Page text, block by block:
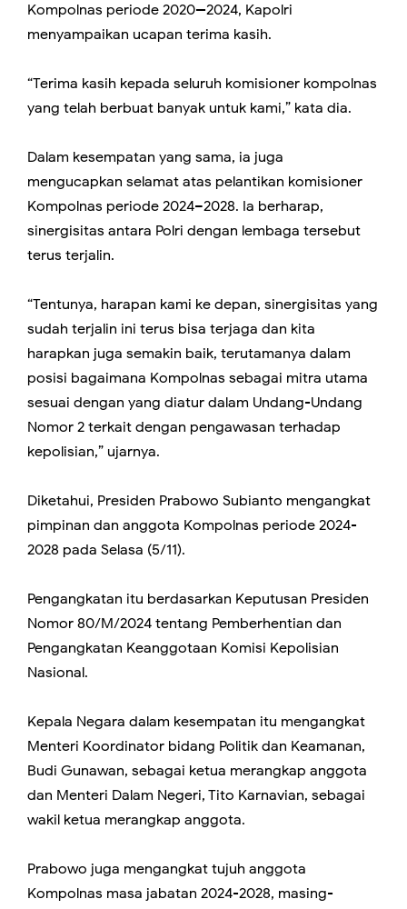
Kompolnas periode 2020--2024, Kapolri
menyampaikan ucapan terima kasih.
“Terima kasih kepada seluruh komisioner kompolnas
yang telah berbuat banyak untuk kami,” kata dia.
Dalam kesempatan yang sama, ia juga
mengucapkan selamat atas pelantikan komisioner
Kompolnas periode 2024–2028. Ia berharap,
sinergisitas antara Polri dengan lembaga tersebut
terus terjalin.
“Tentunya, harapan kami ke depan, sinergisitas yang
sudah terjalin ini terus bisa terjaga dan kita
harapkan juga semakin baik, terutamanya dalam
posisi bagaimana Kompolnas sebagai mitra utama
sesuai dengan yang diatur dalam Undang-Undang
Nomor 2 terkait dengan pengawasan terhadap
kepolisian,” ujarnya.
Diketahui, Presiden Prabowo Subianto mengangkat
pimpinan dan anggota Kompolnas periode 2024-
2028 pada Selasa (5/11).
Pengangkatan itu berdasarkan Keputusan Presiden
Nomor 80/M/2024 tentang Pemberhentian dan
Pengangkatan Keanggotaan Komisi Kepolisian
Nasional.
Kepala Negara dalam kesempatan itu mengangkat
Menteri Koordinator bidang Politik dan Keamanan,
Budi Gunawan, sebagai ketua merangkap anggota
dan Menteri Dalam Negeri, Tito Karnavian, sebagai
wakil ketua merangkap anggota.
Prabowo juga mengangkat tujuh anggota
Kompolnas masa jabatan 2024-2028, masing-